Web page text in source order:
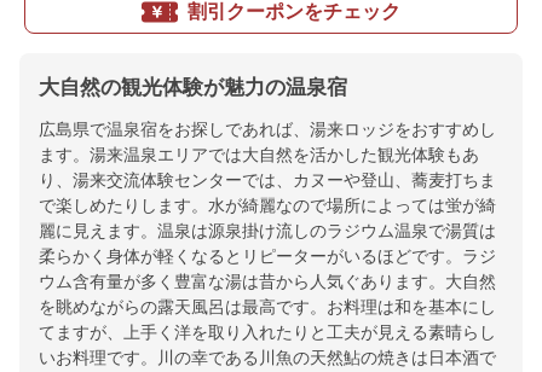
割引クーポンをチェック
大自然の観光体験が魅力の温泉宿
広島県で温泉宿をお探しであれば、湯来ロッジをおすすめし
ます。湯来温泉エリアでは大自然を活かした観光体験もあ
り、湯来交流体験センターでは、カヌーや登山、蕎麦打ちま
で楽しめたりします。水が綺麗なので場所によっては蛍が綺
麗に見えます。温泉は源泉掛け流しのラジウム温泉で湯質は
柔らかく身体が軽くなるとリピーターがいるほどです。ラジ
ウム含有量が多く豊富な湯は昔から人気ぐあります。大自然
を眺めながらの露天風呂は最高です。お料理は和を基本にし
てますが、上手く洋を取り入れたりと工夫が見える素晴らし
いお料理です。川の幸である川魚の天然鮎の焼きは日本酒で